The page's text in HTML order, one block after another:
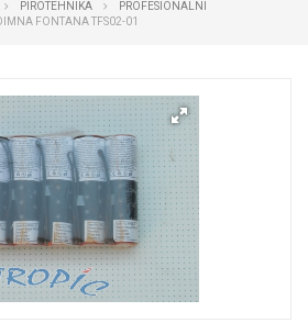
PIROTEHNIKA
PROFESIONALNI
FONTANA TFS02-01